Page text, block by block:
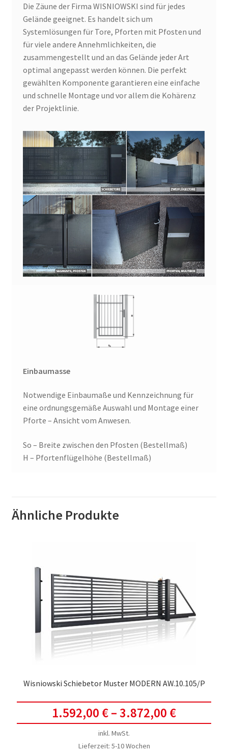
Die Zäune der Firma WISNIOWSKI sind für jedes
Gelände geeignet. Es handelt sich um
Systemlösungen für Tore, Pforten mit Pfosten und
für viele andere Annehmlichkeiten, die
zusammengestellt und an das Gelände jeder Art
optimal angepasst werden können. Die perfekt
gewählten Komponente garantieren eine einfache
und schnelle Montage und vor allem die Kohärenz
der Projektlinie.
Einbaumasse
Notwendige Einbaumaße und Kennzeichnung für
eine ordnungsgemäße Auswahl und Montage einer
Pforte – Ansicht vom Anwesen.
So – Breite zwischen den Pfosten (Bestellmaß)
H – Pfortenflügelhöhe (Bestellmaß)
Ähnliche Produkte
Wisniowski Schiebetor Muster MODERN AW.10.105/P
1.592,00 €–3.872,00 €
inkl. MwSt.
Lieferzeit: 5-10 Wochen